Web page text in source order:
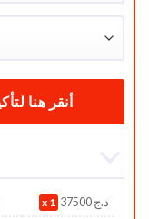
1 37500 د.ج